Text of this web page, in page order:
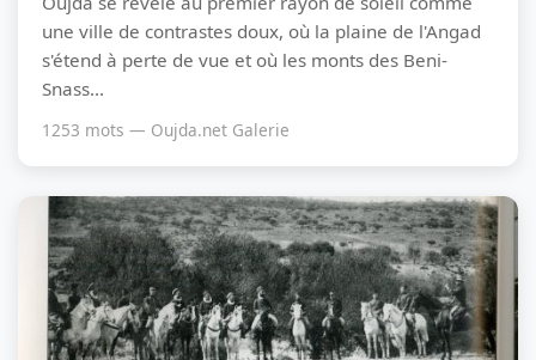
une ville de contrastes doux, où la plaine de l'Angad
s'étend à perte de vue et où les monts des Beni-
Snass...
1253 mots — Oujda.net Galerie